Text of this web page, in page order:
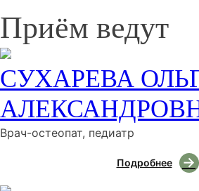
Приём ведут
СУХАРЕВА
Врач-остеопат, педиатр
Подробнее